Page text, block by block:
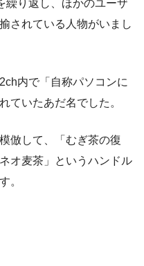
繰り返し、ほかのユーザ
されている人物がいまし
内で「自称パソコンに
ていたあだ名でした。
倣して、「むぎ茶の復
オ麦茶」というハンドル
。